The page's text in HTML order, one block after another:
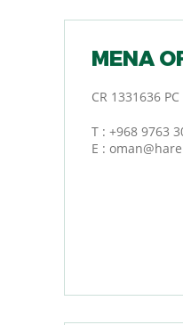
MENA
CR 1331636
T : +968 9763
E :